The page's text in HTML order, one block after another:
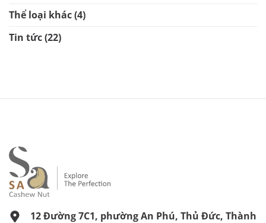
Thể loại khác(4)
Tin tức(22)
12 Đường 7C1, phường An Phú, Thủ Đức, Thành